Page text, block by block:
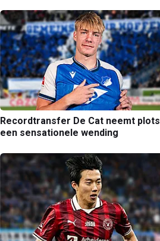
Recordtransfer De Cat neemt plots
een sensationele wending